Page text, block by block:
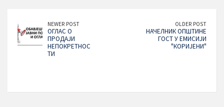
NEWER POST
ОГЛАС О
ПРОДАЈИ
НЕПОКРЕТНОС
ТИ
OLDER POST
НАЧЕЛНИК ОПШТИНЕ
ГОСТ У ЕМИСИЈИ
"КОРИЈЕНИ"